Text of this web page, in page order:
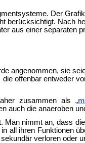
Der
berücksichtigt. Nach
aus einer separaten
angenommen, sie
die offenbar entweder
zusammen als „
auch die anaeroben
Man nimmt an, dass
all ihren Funktionen
verloren oder